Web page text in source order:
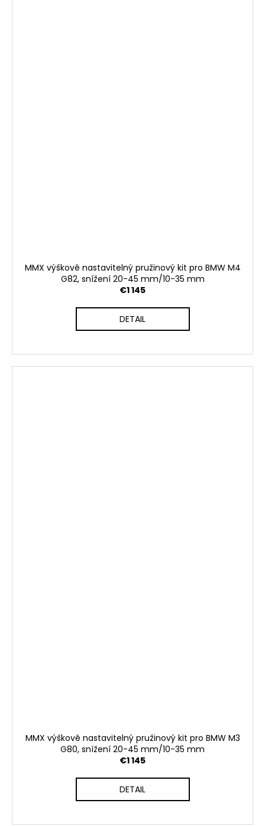
MMX výškově nastavitelný pružinový kit pro BMW M4
G82, snížení 20-45 mm/10-35 mm
€1 145
DETAIL
MMX výškově nastavitelný pružinový kit pro BMW M3
G80, snížení 20-45 mm/10-35 mm
€1 145
DETAIL